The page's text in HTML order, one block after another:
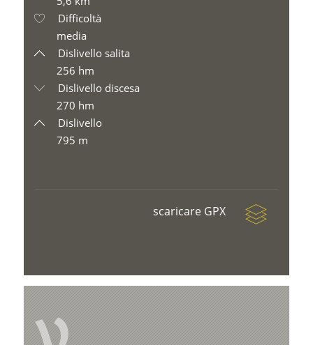
Difficoltà
media
Dislivello salita
256 hm
Dislivello discesa
270 hm
Dislivello
795 m
scaricare GPX